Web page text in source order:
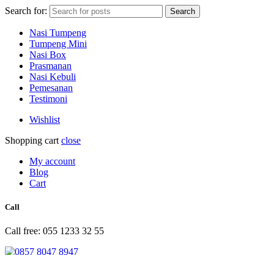
Search for: Search
Nasi Tumpeng
Tumpeng Mini
Nasi Box
Prasmanan
Nasi Kebuli
Pemesanan
Testimoni
Wishlist
Shopping cart close
My account
Blog
Cart
Call
Call free: 055 1233 32 55